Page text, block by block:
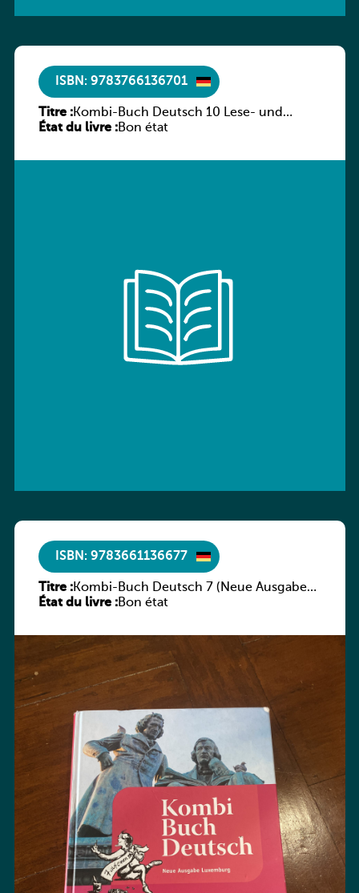
ISBN: 9783766136701
Titre :Kombi-Buch Deutsch 10 Lese- und
Sprachbuch
État du livre :Bon état
ISBN: 9783661136677
Titre :Kombi-Buch Deutsch 7 (Neue Ausgabe
Luxemburg)
État du livre :Bon état